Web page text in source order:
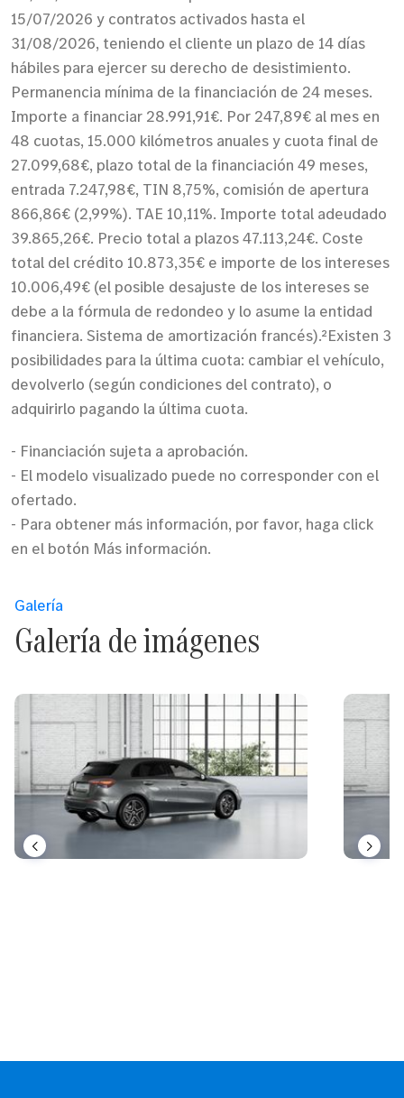
15/07/2026 y contratos activados hasta el
31/08/2026, teniendo el cliente un plazo de 14 días
hábiles para ejercer su derecho de desistimiento.
Permanencia mínima de la financiación de 24 meses.
Importe a financiar 28.991,91€. Por 247,89€ al mes en
48 cuotas, 15.000 kilómetros anuales y cuota final de
27.099,68€, plazo total de la financiación 49 meses,
entrada 7.247,98€, TIN 8,75%, comisión de apertura
866,86€ (2,99%). TAE 10,11%. Importe total adeudado
39.865,26€. Precio total a plazos 47.113,24€. Coste
total del crédito 10.873,35€ e importe de los intereses
10.006,49€ (el posible desajuste de los intereses se
debe a la fórmula de redondeo y lo asume la entidad
financiera. Sistema de amortización francés).²Existen 3
posibilidades para la última cuota: cambiar el vehículo,
devolverlo (según condiciones del contrato), o
adquirirlo pagando la última cuota.
- Financiación sujeta a aprobación.
- El modelo visualizado puede no corresponder con el
ofertado.
- Para obtener más información, por favor, haga click
en el botón Más información.
Galería
Galería de imágenes